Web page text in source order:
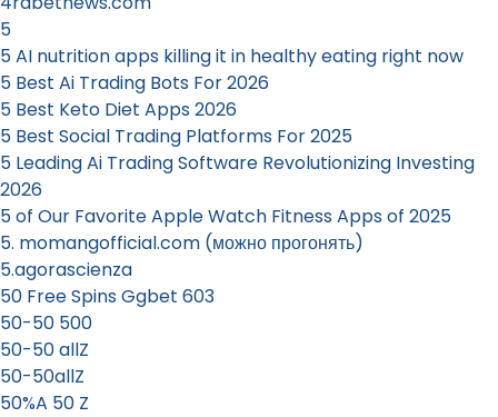
5
5 AI nutrition apps killing it in healthy eating right now
5 Best Ai Trading Bots For 2026
5 Best Keto Diet Apps 2026
5 Best Social Trading Platforms For 2025
5 Leading Ai Trading Software Revolutionizing Investing
2026
5 of Our Favorite Apple Watch Fitness Apps of 2025
5. momangofficial.com (можно прогонять)
5.agorascienza
50 Free Spins Ggbet 603
50-50 500
50-50 allZ
50-50allZ
50%A 50 Z